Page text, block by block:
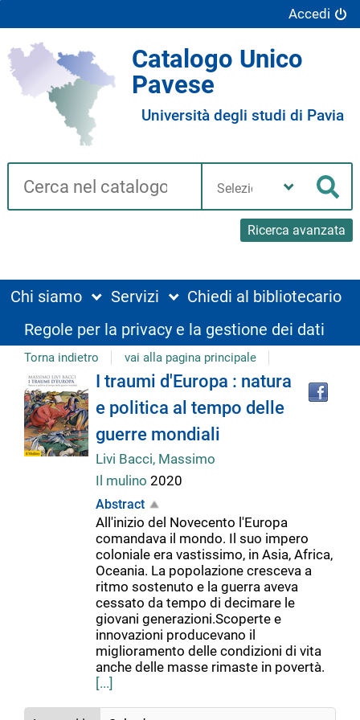
Accedi
Catalogo Unico
Pavese
Università degli studi di Pavia
Cerca su "Catalogo"
Ricerca avanzata
biblioteca
Chi siamo Servizi
Chiedi al bibliotecario
Regole per la privacy e la gestione dei dati
Torna indietro vai alla pagina principale
Dettaglio
del
documento
I traumi d'Europa : natura
e politica al tempo delle
guerre mondiali
Livi Bacci, Massimo
Il mulino 2020
Abstract
All'inizio del Novecento l'Europa
comandava il mondo. Il suo impero
coloniale era vastissimo, in Asia, Africa,
Oceania. La popolazione cresceva a
ritmo sostenuto e la guerra aveva
cessato da tempo di decimare le
giovani generazioni.Scoperte e
innovazioni producevano il
miglioramento delle condizioni di vita
anche delle masse rimaste in povertà.
[...]